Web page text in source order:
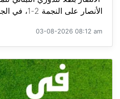
الأنصار على النجمة 2-1، في الجولة ال...
03-08-2026 08:12 am